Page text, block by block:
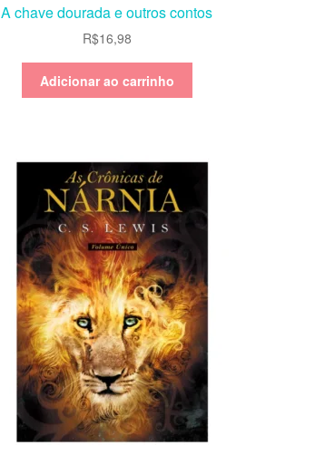
A chave dourada e outros contos
R$16,98
Adicionar ao carrinho